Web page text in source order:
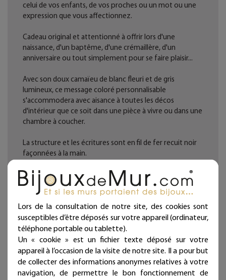
celui de vos enfants, de vos proches ou un mot ou une
expression que vous affectionnez.
Cadeau original et attentionné à offrir lors d'une
naissance, d'un baptême, d'une crémaillère, d'un
anniversaire ou tout simplement pour se faire plaisir...
Avec son doux camaïeu de blanc fleuri et de gris
lumineux, ce message coloré personnalisable
s'accommodera avec aisance à toutes les décos
d'intérieur que ce soit dans une pièce à vivre ou dans une
chambre à coucher.
La structure et les écritures sont en fil de fer recuit noir
façonnées à la main.
anti-UV) et assemblés dans notre atelier.
Fabrication française. Artisanat d'art.
Chaque bijou de mur est présenté dans une jolie
pochette prête à offrir et qui atteste sa fabrication
artisanale et française !
Une punaise fournie (noir mat diamètre 11 mm -
longueur 11 mm)
Dimensions : environ 37 cm x 44 cm.
Lors de la consultation de notre site, des cookies sont
susceptibles d’être déposés sur votre appareil (ordinateur,
téléphone portable ou tablette).
Un « cookie » est un fichier texte déposé sur votre
appareil à l’occasion de la visite de notre site. Il a pour but
de collecter des informations anonymes relatives à votre
navigation, de permettre le bon fonctionnement de